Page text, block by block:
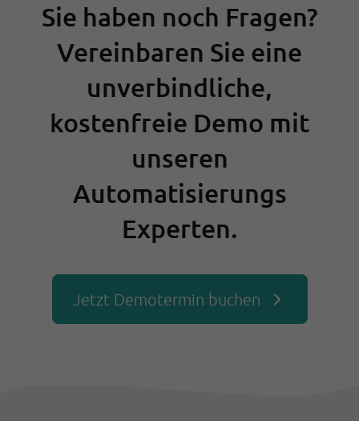
Sie haben noch Fragen?
Vereinbaren Sie eine
unverbindliche,
kostenfreie Demo mit
unseren
Automatisierungs
Experten.
Jetzt Demotermin buchen